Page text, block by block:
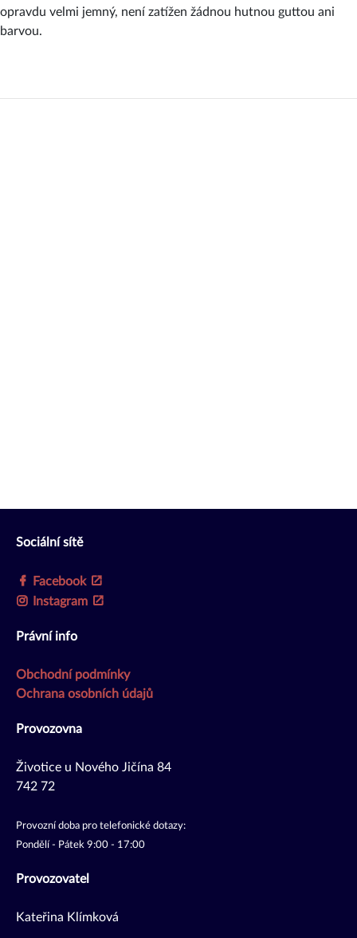
opravdu velmi jemný, není zatížen žádnou hutnou guttou ani
barvou.
Sociální sítě
Facebook
Instagram
Právní info
Obchodní podmínky
Ochrana osobních údajů
Provozovna
Životice u Nového Jičína 84
742 72
Provozní doba pro telefonické dotazy:
Pondělí - Pátek 9:00 - 17:00
Provozovatel
Kateřina Klímková